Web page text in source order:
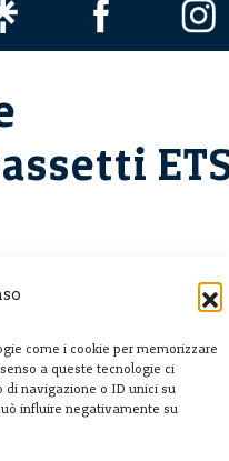
come i cookie per memorizzare
a queste tecnologie ci
navigazione o ID unici su
influire negativamente su